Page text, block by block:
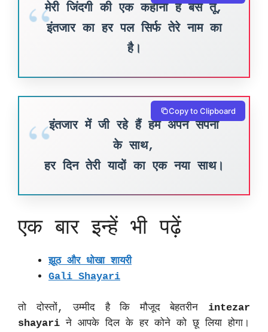
मेरी जिंदगी की एक कहानी है बस तू,
इंतजार का हर पल सिर्फ तेरे नाम का
है।
इंतजार में जी रहे हैं हम अपने सपनों
के साथ,
हर दिन तेरी यादों का एक नया साथ।
Copy to Clipboard
एक बार इन्हें भी पढ़ें
झूठ और धोखा शायरी
Gali Shayari
तो दोस्तों, उम्मीद है कि मौजूद बेहतरीन intezar
shayari ने आपके दिल के हर कोने को छू लिया होगा।